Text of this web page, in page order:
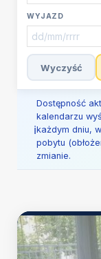
WYJAZD
Wyczyść
Dostępność
kalendarzu
każdym dniu,
pobytu
zmianie.